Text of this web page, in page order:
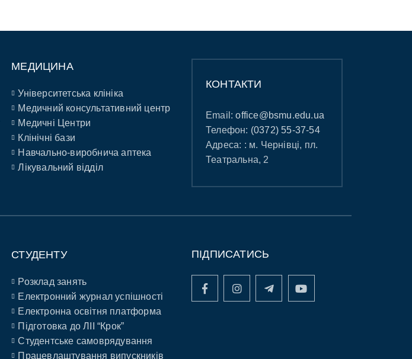
МЕДИЦИНА
Університетська клініка
Медичний консультативний центр
Медичні Центри
Клінічні бази
Навчально-виробнича аптека
Лікувальний відділ
КОНТАКТИ
Email:office@bsmu.edu.ua
Телефон: (0372) 55-37-54
Адреса: : м. Чернівці, пл.
Театральна, 2
СТУДЕНТУ
Розклад занять
Електронний журнал успішності
Електронна освітня платформа
Підготовка до ЛІІ “Крок”
Студентське самоврядування
Працевлаштування випускників
ПІДПИСАТИСЬ